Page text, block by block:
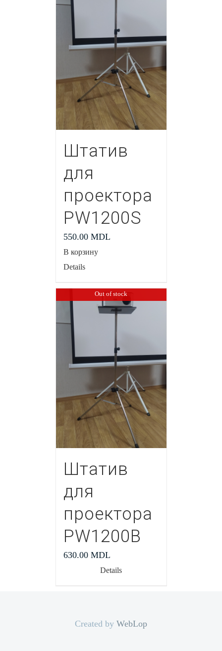
Штатив
для
проектора
PW1200S
550.00 MDL
В корзину
Details
Out of stock
Штатив
для
проектора
PW1200В
630.00 MDL
Details
Created by WebLop